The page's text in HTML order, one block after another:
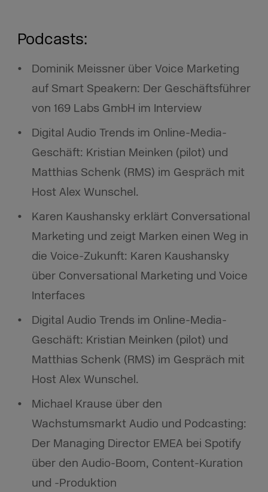
Podcasts:
Dominik Meissner über Voice Marketing
auf Smart Speakern: Der Geschäftsführer
von 169 Labs GmbH im Interview
Digital Audio Trends im Online-Media-
Geschäft: Kristian Meinken (pilot) und
Matthias Schenk (RMS) im Gespräch mit
Host Alex Wunschel.
Karen Kaushansky erklärt Conversational
Marketing und zeigt Marken einen Weg in
die Voice-Zukunft: Karen Kaushansky
über Conversational Marketing und Voice
Interfaces
Digital Audio Trends im Online-Media-
Geschäft: Kristian Meinken (pilot) und
Matthias Schenk (RMS) im Gespräch mit
Host Alex Wunschel.
Michael Krause über den
Wachstumsmarkt Audio und Podcasting:
Der Managing Director EMEA bei Spotify
über den Audio-Boom, Content-Kuration
und -Produktion